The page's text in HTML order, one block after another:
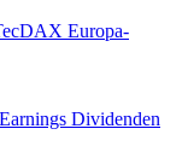
Europa-
Earnings Dividenden